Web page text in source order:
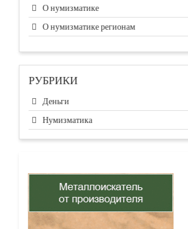
О нумизматике
О нумизматике регионам
РУБРИКИ
Деньги
Нумизматика